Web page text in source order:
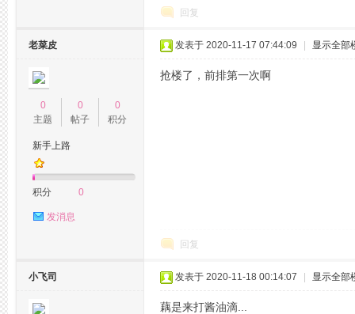
回复
老菜皮
0
主题
0
帖子
0
积分
新手上路
积分 0
发消息
发表于 2020-11-17 07:44:09 显示全部
抢楼了，前排第一次啊
回复
小飞司 发表于 2020-11-18 00:14:07 显示全部
藕是来打酱油滴...